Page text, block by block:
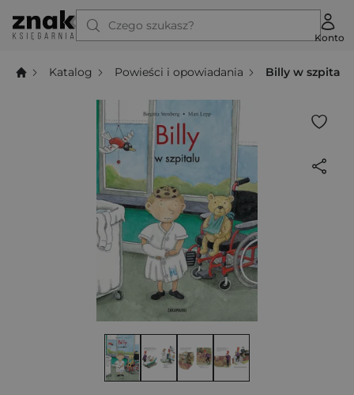
Czego szukasz?
Konto
Katalog Powieści i opowiadania Billy w szpitalu